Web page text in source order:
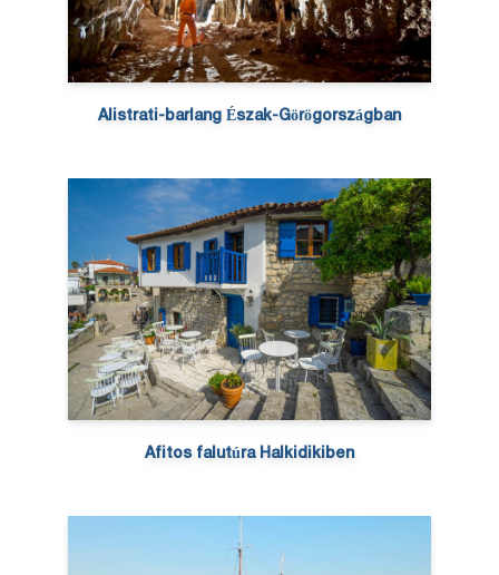
Alistrati-barlang Észak-Görögországban
Afitos falutúra Halkidikiben